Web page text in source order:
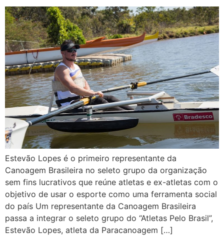
Estevão Lopes é o primeiro representante da
Canoagem Brasileira no seleto grupo da organização
sem fins lucrativos que reúne atletas e ex-atletas com o
objetivo de usar o esporte como uma ferramenta social
do país Um representante da Canoagem Brasileira
passa a integrar o seleto grupo do “Atletas Pelo Brasil”,
Estevão Lopes, atleta da Paracanoagem […]